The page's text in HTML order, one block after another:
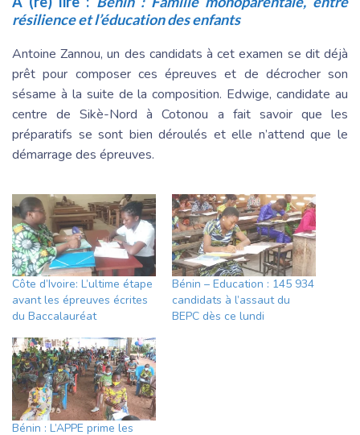
résilience et l’éducation des enfants
Antoine Zannou, un des candidats à cet examen se dit déjà
prêt pour composer ces épreuves et de décrocher son
sésame à la suite de la composition. Edwige, candidate au
centre de Sikè-Nord à Cotonou a fait savoir que les
préparatifs se sont bien déroulés et elle n’attend que le
démarrage des épreuves.
Côte d’Ivoire: L’ultime étape
avant les épreuves écrites
du Baccalauréat
Bénin – Education : 145 934
candidats à l’assaut du
BEPC dès ce lundi
Bénin : L’APPE prime les